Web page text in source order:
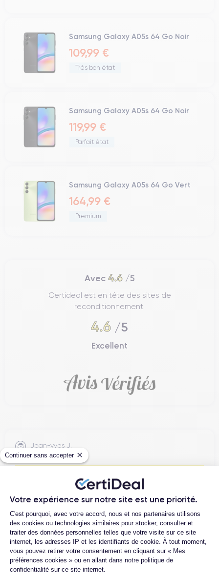
Continuer sans accepter
Votre expérience sur notre site est une priorité.
Plateforme de Gestion du
C'est pourquoi, avec votre accord, nous et nos partenaires utilisons
des cookies ou technologies similaires pour stocker, consulter et
traiter des données personnelles telles que votre visite sur ce site
internet, les adresses IP et les identifiants de cookie. À tout moment,
vous pouvez retirer votre consentement en cliquant sur « Mes
préférences cookies » ou en allant dans notre politique de
confidentialité sur ce site internet.
Samsung Galaxy A05s 64 Go Noir
109,99 €
Très bon état
Samsung Galaxy A05s 64 Go Noir
119,99 €
Parfait état
Samsung Galaxy A05s 64 Go Vert
164,99 €
Premium
Avec 4.6/5
Certideal est en tête des sites de
reconditionnement.
4.6 /5
Excellent
Jean-yves J.
26/07/26
neuf comme la batterie. Je suis très content de mon achat et
...
Henri D.
Bonne expérience